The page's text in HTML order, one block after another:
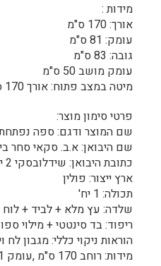
מידות :
אורך: 170 ס"מ
עומק: 81 ס"מ
גובה: 83 ס"מ
עומק מושב 50 ס"מ
מיטה במצב פתוח: אורך 170 ס"מ, רוחב 105 ס"מ
פרטי סימון מוצר:
שם המוצר ודגם: ספה
שם היבואן: א.ב. סקאי סחר
כתובת היבואן: שידלובסקי 2 יבנה
ארץ ייצור: פולין
תכולה: 1 יח'
שלדה: עץ מלא + לביד +
ריפוד: בד סינטטי + מילוי
הוראות ניקוי כללי: מגבון לח
מידות: רוחב 170 ס"מ ,עומק 81 ס"מ